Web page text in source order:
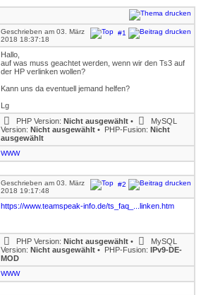
#1
Geschrieben am 03. März
2018 18:37:18
Hallo,
auf was muss geachtet werden, wenn wir den Ts3 auf
der HP verlinken wollen?
Kann uns da eventuell jemand helfen?
Lg
PHP Version: Nicht ausgewählt •
MySQL
Version: Nicht ausgewählt • PHP-Fusion: Nicht
ausgewählt
WWW
#2
Geschrieben am 03. März
2018 19:17:48
https://www.teamspeak-info.de/ts_faq_...linken.htm
PHP Version: Nicht ausgewählt •
MySQL
Version: Nicht ausgewählt • PHP-Fusion:
IPv9-DE-
MOD
WWW